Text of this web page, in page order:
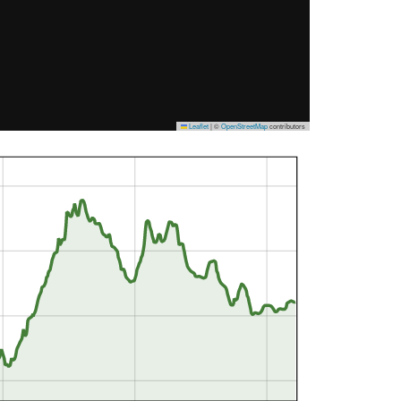
Leaflet|©OpenStreetMapcontributors